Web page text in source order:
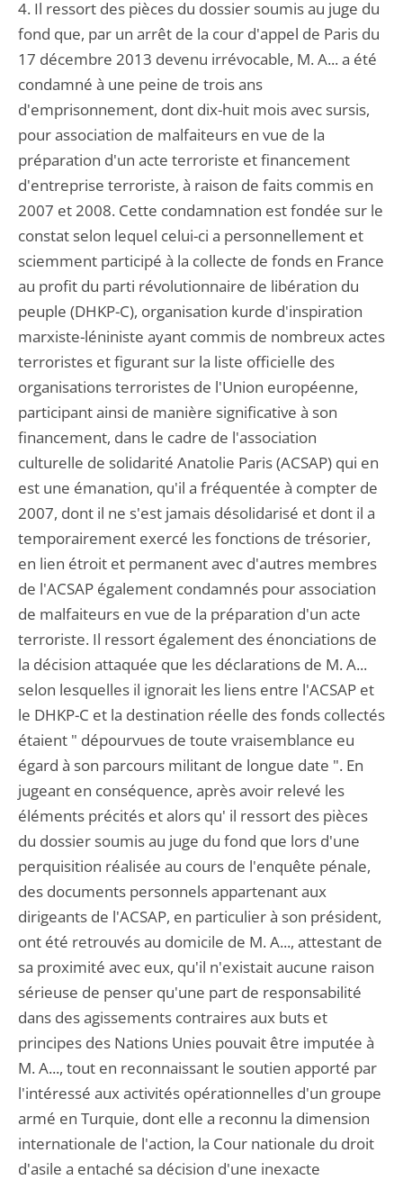
4. Il ressort des pièces du dossier soumis au juge du
fond que, par un arrêt de la cour d'appel de Paris du
17 décembre 2013 devenu irrévocable, M. A... a été
condamné à une peine de trois ans
d'emprisonnement, dont dix-huit mois avec sursis,
pour association de malfaiteurs en vue de la
préparation d'un acte terroriste et financement
d'entreprise terroriste, à raison de faits commis en
2007 et 2008. Cette condamnation est fondée sur le
constat selon lequel celui-ci a personnellement et
sciemment participé à la collecte de fonds en France
au profit du parti révolutionnaire de libération du
peuple (DHKP-C), organisation kurde d'inspiration
marxiste-léniniste ayant commis de nombreux actes
terroristes et figurant sur la liste officielle des
organisations terroristes de l'Union européenne,
participant ainsi de manière significative à son
financement, dans le cadre de l'association
culturelle de solidarité Anatolie Paris (ACSAP) qui en
est une émanation, qu'il a fréquentée à compter de
2007, dont il ne s'est jamais désolidarisé et dont il a
temporairement exercé les fonctions de trésorier,
en lien étroit et permanent avec d'autres membres
de l'ACSAP également condamnés pour association
de malfaiteurs en vue de la préparation d'un acte
terroriste. Il ressort également des énonciations de
la décision attaquée que les déclarations de M. A...
selon lesquelles il ignorait les liens entre l'ACSAP et
le DHKP-C et la destination réelle des fonds collectés
étaient " dépourvues de toute vraisemblance eu
égard à son parcours militant de longue date ". En
jugeant en conséquence, après avoir relevé les
éléments précités et alors qu' il ressort des pièces
du dossier soumis au juge du fond que lors d'une
perquisition réalisée au cours de l'enquête pénale,
des documents personnels appartenant aux
dirigeants de l'ACSAP, en particulier à son président,
ont été retrouvés au domicile de M. A..., attestant de
sa proximité avec eux, qu'il n'existait aucune raison
sérieuse de penser qu'une part de responsabilité
dans des agissements contraires aux buts et
principes des Nations Unies pouvait être imputée à
M. A..., tout en reconnaissant le soutien apporté par
l'intéressé aux activités opérationnelles d'un groupe
armé en Turquie, dont elle a reconnu la dimension
internationale de l'action, la Cour nationale du droit
d'asile a entaché sa décision d'une inexacte